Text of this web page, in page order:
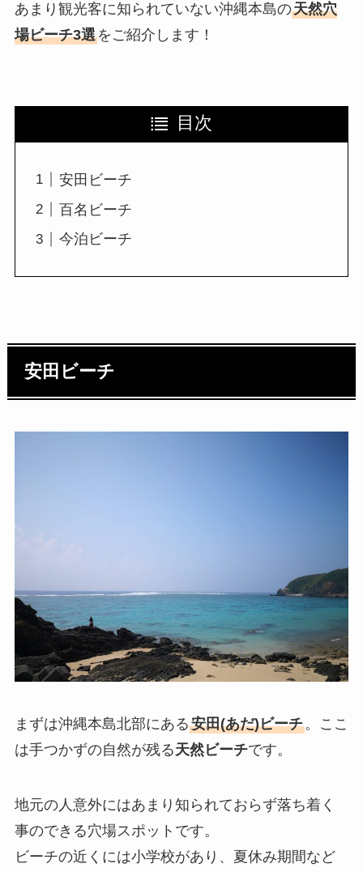
あまり観光客に知られていない沖縄本島の天然穴
場ビーチ3選をご紹介します！
目次
安田ビーチ
百名ビーチ
今泊ビーチ
安田ビーチ
まずは沖縄本島北部にある安田(あだ)ビーチ。ここ
は手つかずの自然が残る天然ビーチです。
地元の人意外にはあまり知られておらず落ち着く
事のできる穴場スポットです。
ビーチの近くには小学校があり、夏休み期間など